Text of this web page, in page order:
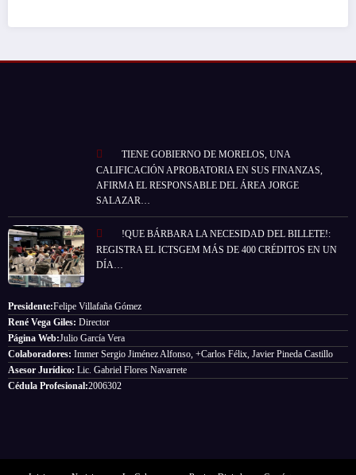
TIENE GOBIERNO DE MORELOS, UNA
CALIFICACIÓN APROBATORIA EN SUS FINANZAS,
AFIRMA EL RESPONSABLE DEL ÁREA JORGE
SALAZAR…
!QUE BÁRBARA LA NECESIDAD DEL BILLETE!:
REGISTRA EL ICTSGEM MÁS DE 400 CRÉDITOS EN UN
DÍA…
Presidente:Felipe Villafaña Gómez
René Vega Giles: Director
Página Web:Julio García Vera
Colaboradores: Immer Sergio Jiménez Alfonso, +Carlos Félix, Javier Pineda Castillo
Asesor Jurídico: Lic. Gabriel Flores Navarrete
Cédula Profesional:2006302